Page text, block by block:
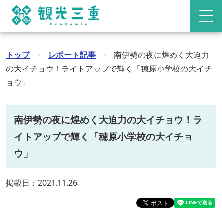
トップ › レポート記事 ›
南伊勢の夜に煌めく大迫力
の大イチョウ！ライトアップで輝く「穂原小学校の大イチ
ョウ」
南伊勢の夜に煌めく大迫力の大イチョウ！ラ
イトアップで輝く「穂原小学校の大イチョ
ウ」
掲載日：2021.11.26